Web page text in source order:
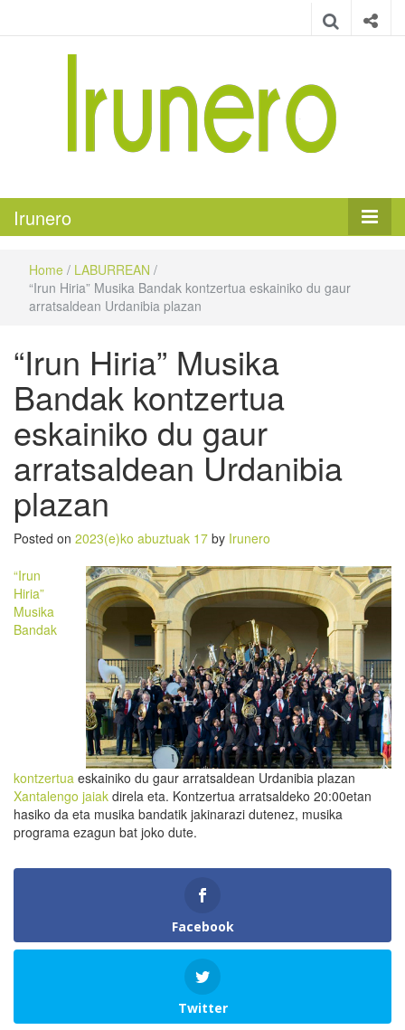
Irunero
Home / LABURREAN /
“Irun Hiria” Musika Bandak kontzertua eskainiko du gaur
arratsaldean Urdanibia plazan
“Irun Hiria” Musika
Bandak kontzertua
eskainiko du gaur
arratsaldean Urdanibia
plazan
Posted on 2023(e)ko abuztuak 17 by Irunero
“Irun
Hiria”
Musika
Bandak
kontzertua eskainiko du gaur arratsaldean Urdanibia plazan
Xantalengo jaiak direla eta. Kontzertua arratsaldeko 20:00etan
hasiko da eta musika bandatik jakinarazi dutenez, musika
programa ezagun bat joko dute.
Facebook
Twitter